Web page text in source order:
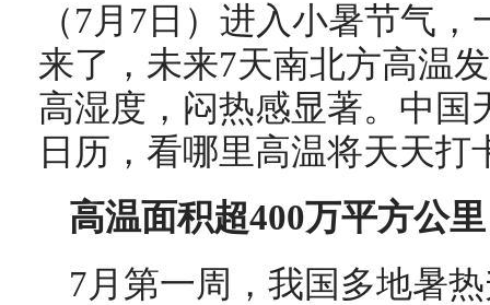
（7月7日）进入小暑节气
来了，未来7天南北方高温
高湿度，闷热感显著。中国
日历，看哪里高温将天天打
高温面积超400万平方公
7月第一周，我国多地暑